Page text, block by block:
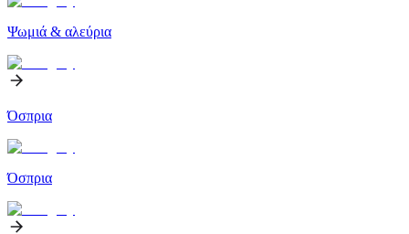
Ψωμιά & αλεύρια
Όσπρια
Όσπρια